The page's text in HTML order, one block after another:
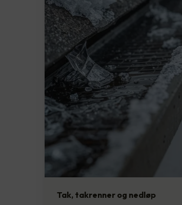
Tak, takrenner og nedløp